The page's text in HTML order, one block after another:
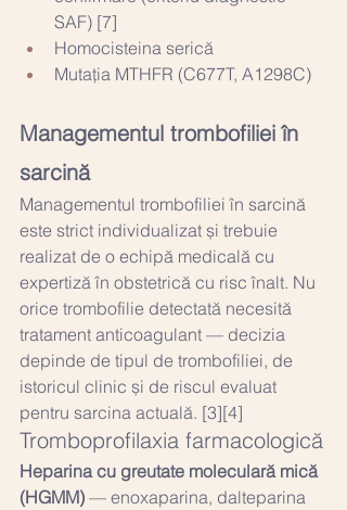
SAF) [7]
Homocisteina serică
Mutația MTHFR (C677T, A1298C)
Managementul trombofiliei în
sarcină
Managementul trombofiliei în sarcină
este strict individualizat și trebuie
realizat de o echipă medicală cu
expertiză în obstetrică cu risc înalt. Nu
orice trombofilie detectată necesită
tratament anticoagulant — decizia
depinde de tipul de trombofiliei, de
istoricul clinic și de riscul evaluat
pentru sarcina actuală. [3][4]
Tromboprofilaxia farmacologică
Heparina cu greutate moleculară mică
(HGMM) — enoxaparina, dalteparina